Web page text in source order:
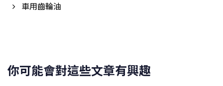
車用齒輪油
你可能會對這些文章有興趣